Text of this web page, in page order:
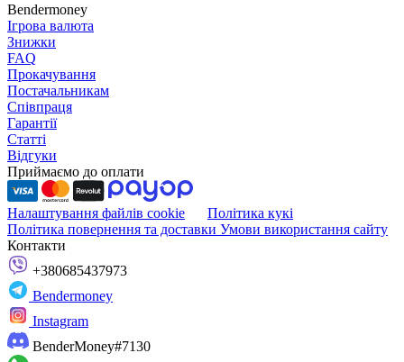
Bendermoney
Ігрова валюта
Знижки
FAQ
Прокачування
Постачальникам
Співпраця
Гарантії
Статті
Відгуки
Приймаємо до оплати
Налаштування файлів cookie
Політика кукі
Політика повернення та доставки Умови використання сайту
Контакти
+380685437973
Bendermoney
Instagram
BenderMoney#7130